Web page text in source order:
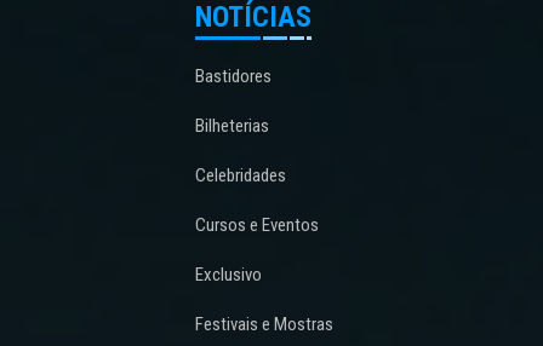
NOTÍCIAS
Bastidores
Bilheterias
Celebridades
Cursos e Eventos
Exclusivo
Festivais e Mostras